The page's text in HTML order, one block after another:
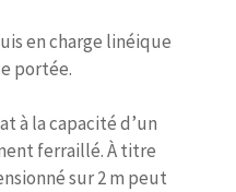
en charge linéique
portée.
à la capacité d’un
ferraillé. À titre
sur 2 m peut